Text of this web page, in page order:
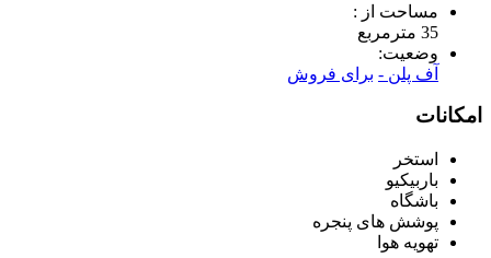
مساحت از :
35 مترمربع
وضعیت:
آف پلن - برای فروش
امکانات
استخر
باربیکیو
باشگاه
پوشش های پنجره
تهویه هوا